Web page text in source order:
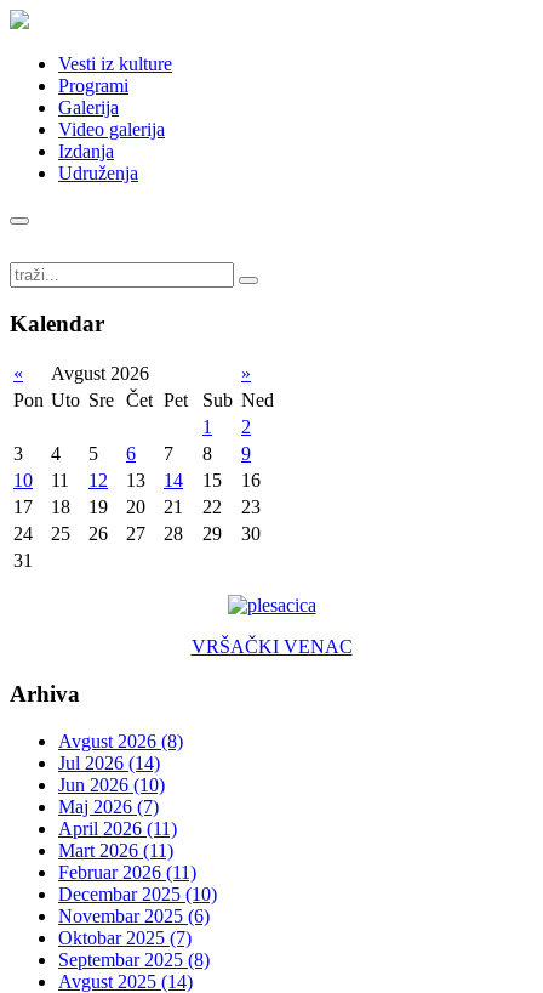
Vesti iz kulture
Programi
Galerija
Video galerija
Izdanja
Udruženja
Kalendar
« Avgust 2026
»
Pon Uto Sre Čet Pet Sub Ned
1
2
3
4 5 6 7 8
9
10
11 12 13 14 15
16
17
18 19 20 21 22
23
24
25 26 27 28 29
30
31
VRŠAČKI VENAC
Arhiva
Avgust 2026 (8)
Jul 2026 (14)
Jun 2026 (10)
Maj 2026 (7)
April 2026 (11)
Mart 2026 (11)
Februar 2026 (11)
Decembar 2025 (10)
Novembar 2025 (6)
Oktobar 2025 (7)
Septembar 2025 (8)
Avgust 2025 (14)